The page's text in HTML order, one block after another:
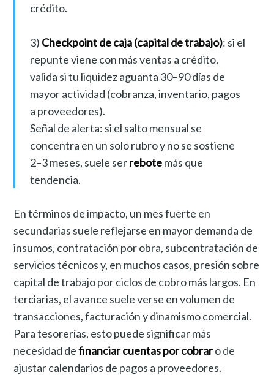
crédito.
3) Checkpoint de caja (capital de trabajo): si el
repunte viene con más ventas a crédito,
valida si tu liquidez aguanta 30–90 días de
mayor actividad (cobranza, inventario, pagos
a proveedores).
Señal de alerta: si el salto mensual se
concentra en un solo rubro y no se sostiene
2–3 meses, suele serrebotemás que
tendencia.
En términos de impacto, un mes fuerte en
secundarias suele reflejarse en mayor demanda de
insumos, contratación por obra, subcontratación de
servicios técnicos y, en muchos casos, presión sobre
capital de trabajo por ciclos de cobro más largos. En
terciarias, el avance suele verse en volumen de
transacciones, facturación y dinamismo comercial.
Para tesorerías, esto puede significar más
necesidad definanciar cuentas por cobraro de
ajustar calendarios de pagos a proveedores.